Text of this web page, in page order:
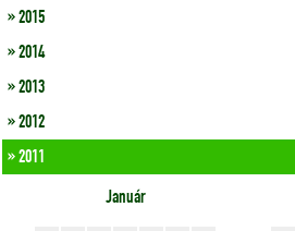
» 2015
» 2014
» 2013
» 2012
» 2011
Január